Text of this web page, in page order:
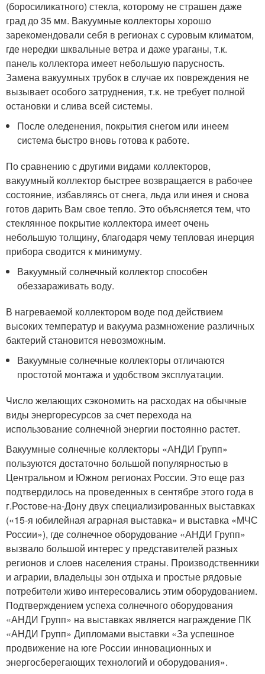
(боросиликатного) стекла, которому не страшен даже
град до 35 мм. Вакуумные коллекторы хорошо
зарекомендовали себя в регионах с суровым климатом,
где нередки шквальные ветра и даже ураганы, т.к.
панель коллектора имеет небольшую парусность.
Замена вакуумных трубок в случае их повреждения не
вызывает особого затруднения, т.к. не требует полной
остановки и слива всей системы.
После оледенения, покрытия снегом или инеем
система быстро вновь готова к работе.
По сравнению с другими видами коллекторов,
вакуумный коллектор быстрее возвращается в рабочее
состояние, избавляясь от снега, льда или инея и снова
готов дарить Вам свое тепло. Это объясняется тем, что
стеклянное покрытие коллектора имеет очень
небольшую толщину, благодаря чему тепловая инерция
прибора сводится к минимуму.
Вакуумный солнечный коллектор способен
обеззараживать воду.
В нагреваемой коллектором воде под действием
высоких температур и вакуума размножение различных
бактерий становится невозможным.
Вакуумные солнечные коллекторы отличаются
простотой монтажа и удобством эксплуатации.
Число желающих сэкономить на расходах на обычные
виды энергоресурсов за счет перехода на
использование солнечной энергии постоянно растет.
Вакуумные солнечные коллекторы «АНДИ Групп»
пользуются достаточно большой популярностью в
Центральном и Южном регионах России. Это еще раз
подтвердилось на проведенных в сентябре этого года в
г.Ростове-на-Дону двух специализированных выставках
(«15-я юбилейная аграрная выставка» и выставка «МЧС
России»), где солнечное оборудование «АНДИ Групп»
вызвало большой интерес у представителей разных
регионов и слоев населения страны. Производственники
и аграрии, владельцы зон отдыха и простые рядовые
потребители живо интересовались этим оборудованием.
Подтверждением успеха солнечного оборудования
«АНДИ Групп» на выставках является награждение ПК
«АНДИ Групп» Дипломами выставки «За успешное
продвижение на юге России инновационных и
энергосберегающих технологий и оборудования».